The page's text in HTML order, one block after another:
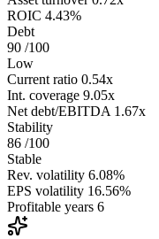
ROIC 4.43%
Debt
90 /100
Low
Current ratio 0.54x
Int. coverage 9.05x
Net debt/EBITDA 1.67x
Stability
86 /100
Stable
Rev. volatility 6.08%
EPS volatility 16.56%
Profitable years 6